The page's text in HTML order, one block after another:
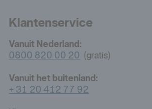
Klantenservice
Vanuit Nederland:
0800 820 00 20 (gratis)
Vanuit het buitenland:
+ 31 20 412 77 92